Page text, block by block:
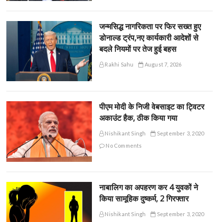
जन्मसिद्ध नागरिकता पर फिर सख्त हुए
डोनाल्ड ट्रंप,नए कार्यकारी आदेशों से
बदले नियमों पर तेज हुई बहस
Rakhi Sahu August 7, 2026
पीएम मोदी के निजी वेबसाइट का ट्विटर
अकाउंट हैक, ठीक किया गया
Nishikant Singh
September 3, 2020
No Comments
नाबालिग का अपहरण कर 4 युवकों ने
किया सामूहिक दुष्कर्म, 2 गिरफ्तार
Nishikant Singh
September 3, 2020